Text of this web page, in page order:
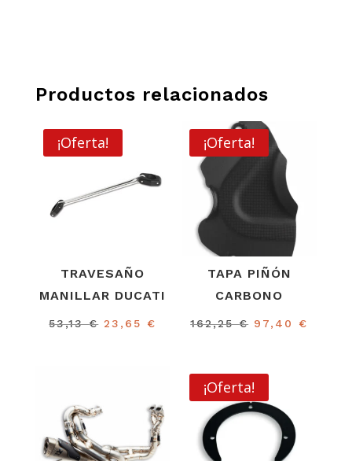
Productos relacionados
¡Oferta!
TRAVESAÑO
MANILLAR DUCATI
53,13€ El
53,13 €.
23,65 €
23,65 €.
¡Oferta!
TAPA PIÑÓN
CARBONO
162,25€ El
era:
162,25 €.
97,40 €
¡Oferta!